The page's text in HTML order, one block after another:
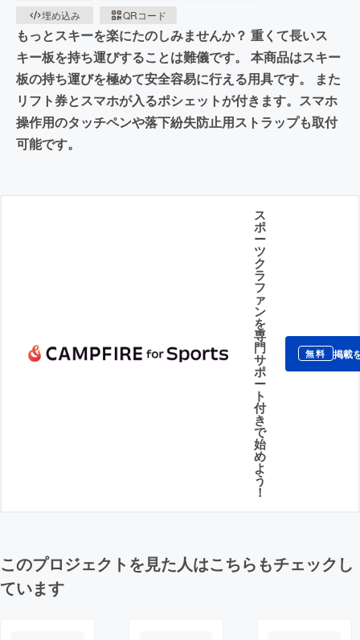
埋め込み
QRコード
もっとスキーを楽にたのしみませんか？ 重くて長いス
キー板を持ち運びすることは難儀です。 本商品はスキー
板の持ち運びを極めて安全容易に行える用具です。 また
リフト券とスマホが入るポシェットが付きます。スマホ
操作用のタッチペンや落下紛失防止用ストラップも取付
可能です。
ス
ポ
ー
ツ
ク
ラ
フ
ァ
ン
を
専
門
サ
ポ
ー
ト
付
き
で
始
め
よ
う
！
無料 掲載
このプロジェクトを見た人はこちらもチェックし
ています